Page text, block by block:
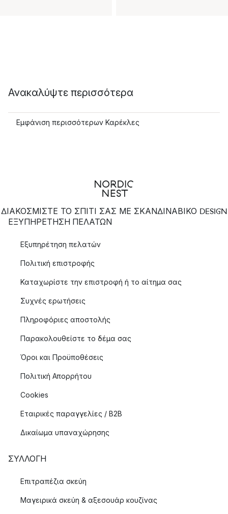
Ανακαλύψτε περισσότερα
Εμφάνιση περισσότερων Καρέκλες
ΔΙΑΚΟΣΜΙΣΤΕ ΤΟ ΣΠΙΤΙ ΣΑΣ ΜΕ ΣΚΑΝΔΙΝΑΒΙΚΟ DESIGN
ΕΞΥΠΗΡΈΤΗΣΗ ΠΕΛΑΤΏΝ
Εξυπηρέτηση πελατών
Πολιτική επιστροφής
Καταχωρίστε την επιστροφή ή το αίτημα σας
Συχνές ερωτήσεις
Πληροφόριες αποστολής
Παρακολουθείστε το δέμα σας
Όροι και Προϋποθέσεις
Πολιτική Απορρήτου
Cookies
Εταιρικές παραγγελίες / B2B
Δικαίωμα υπαναχώρησης
ΣΥΛΛΟΓΉ
Επιτραπέζια σκεύη
Μαγειρικά σκεύη & αξεσουάρ κουζίνας